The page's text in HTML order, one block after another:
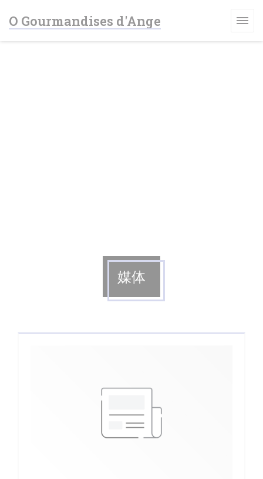
O Gourmandises d'Ange
媒体